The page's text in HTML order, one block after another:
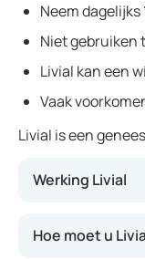
Neem
Niet gebruiken
Livial kan een
Vaak
Livial is een
Werking Livial
Hoe moet u